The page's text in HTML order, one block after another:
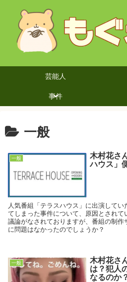
芸能人
事件
一般
一般
木村花さ
ハウス」
人気番組「テラスハウス」に出演してい
てしまった事件について、原因とされて
議論がなされておりますが、番組の制
に問題はなかったのでしょうか？
一般
木村花さ
は？犯人
なるのか